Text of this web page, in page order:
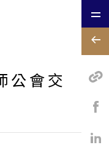
公會交